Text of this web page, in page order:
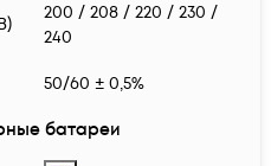
200 / 208 / 220 / 230 /
240
50/60 ± 0,5%
батареи